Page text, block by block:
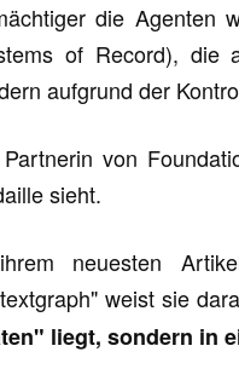
die Agenten
of Record), die
aufgrund der
von
sieht.
neuesten
weist sie
liegt, sondern in